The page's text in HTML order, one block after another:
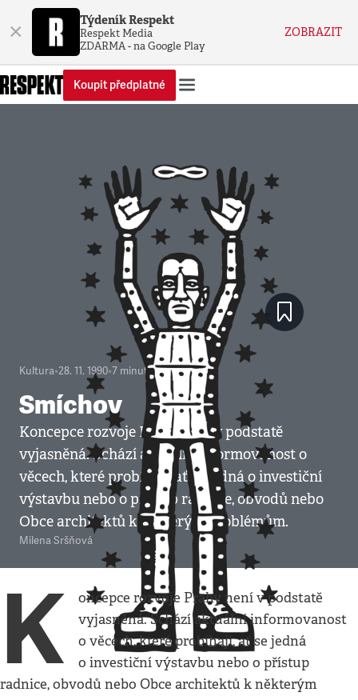
× Týdeník Respekt
Respekt Media
ZDARMA - na Google Play
ZOBRAZIT
Koupit předplatné
Kultura•28. 11. 1990•7 minut
Smíchov
Koncepce rozvoje Prahy není v podstatě
vyjasněná. Schází aktuální informovanost o
věcech, které probíhají, ať se jedná o investiční
výstavbu nebo o přístup radnice, obvodů nebo
Obce architektů k některým problémům.
Milena Sršňová
K
oncepce rozvoje Prahy není v podstatě
vyjasněná. Schází aktuální informovanost
o věcech, které probíhají, ať se jedná
o investiční výstavbu nebo o přístup
radnice, obvodů nebo Obce architektů k některým